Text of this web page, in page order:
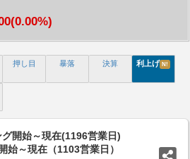
押し目 暴落 決算 利上げ N!
開始～現在(1196営業日)
～現在（1103営業日）